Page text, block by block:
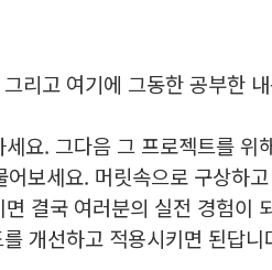
리고 여기에 그동한 공부한
요. 그다음 그 프로젝트를 위
어보세요. 머릿속으로 구상하
결국 여러분의 실전 경험이
개선하고 적용시키면 된답니